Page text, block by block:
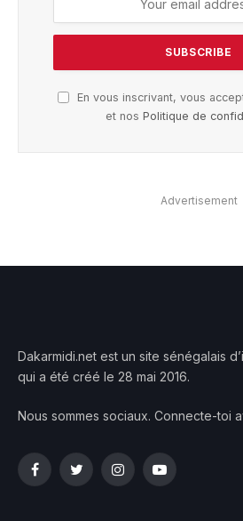
En vous inscrivant, vous
et nos Politique de
Advertisement
Dakarmidi.net est un site sénégalais
qui a été créé le 28 mai 2016.
Nous sommes sociaux. Connecte-toi
FacebookTwitterInstagramYouTube